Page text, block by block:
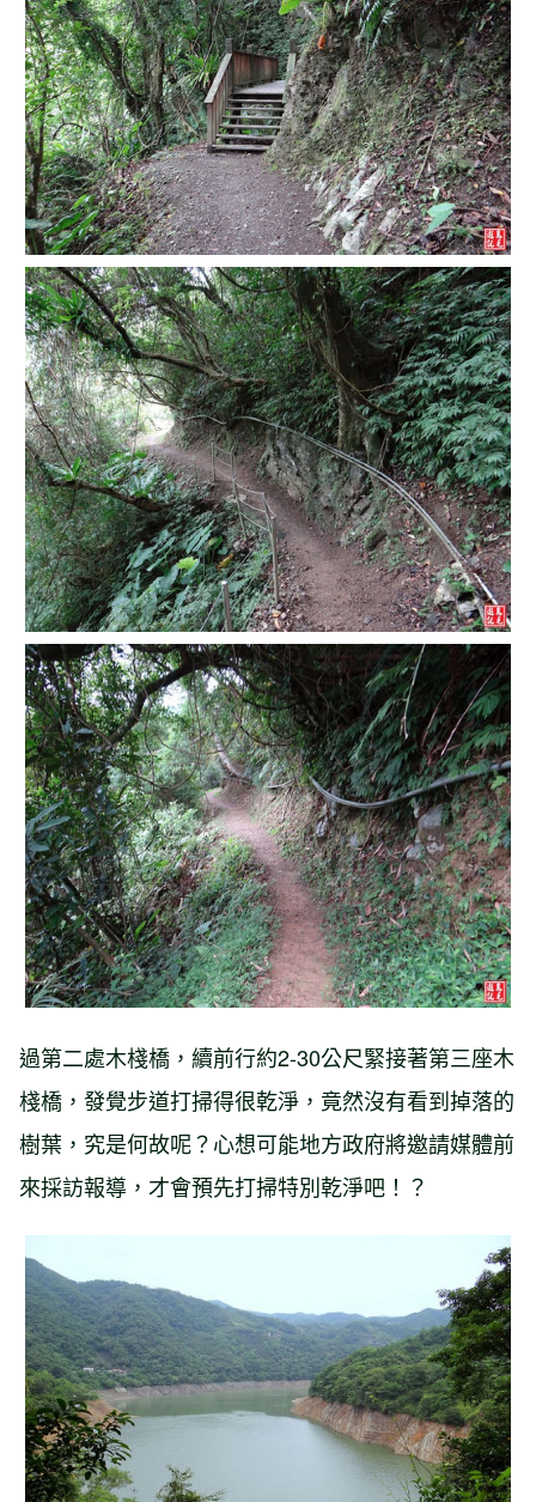
過第二處木棧橋，續前行約2-30公尺緊接著第三座木
棧橋，發覺步道打掃得很乾淨，竟然沒有看到掉落的
樹葉，究是何故呢？心想可能地方政府將邀請媒體前
來採訪報導，才會預先打掃特別乾淨吧！？